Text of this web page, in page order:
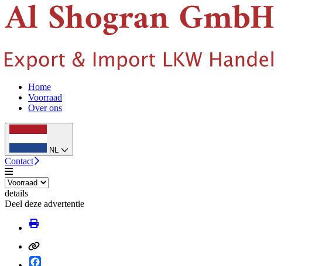
Home
Voorraad
Over ons
NL
Contact
details
Deel deze advertentie